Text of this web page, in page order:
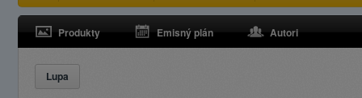
Produkty Emisný plán Autori
Lupa